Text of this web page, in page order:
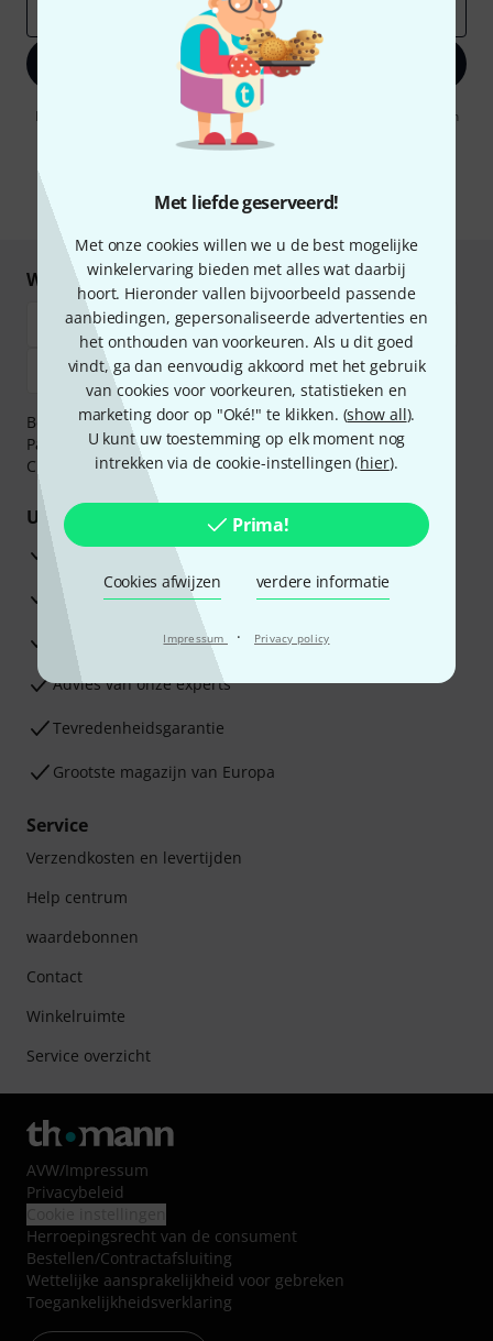
Met liefde geserveerd!
Met onze cookies willen we u de best mogelijke
winkelervaring bieden met alles wat daarbij
hoort. Hieronder vallen bijvoorbeeld passende
aanbiedingen, gepersonaliseerde advertenties en
het onthouden van voorkeuren. Als u dit goed
vindt, ga dan eenvoudig akkoord met het gebruik
van cookies voor voorkeuren, statistieken en
marketing door op "Oké!" te klikken. (show all).
U kunt uw toestemming op elk moment nog
intrekken via de cookie-instellingen (hier).
Prima!
Cookies afwijzen verdere informatie
Impressum · Privacy policy
Registreer nu
Door op "Registreer nu" te klikken, gaat u akkoord met het ontvangen
van e-mailreclame. U kunt zich op elk moment afmelden. Meer
informatie over de nieuwsbrief vindt u in onze
* Benodigd
Winkel en betaal veilig
Betaalt u veilig en vertrouwd met Bankoverschrijving,
PayPal, iDEAL,Klarna Betaal Nu,Klarna Betaal in 3of
Creditcard.
Uw voordelen
3 jaar Thomann garantie
30 dagen Money Back-garantie
Reparatie Service
Advies van onze experts
Tevredenheidsgarantie
Grootste magazijn van Europa
Service
Verzendkosten en levertijden
Help centrum
waardebonnen
Contact
Winkelruimte
Service overzicht
AVW/Impressum
Privacybeleid
Herroepingsrecht van de consument
Bestellen/Contractafsluiting
Wettelijke aansprakelijkheid voor gebreken
Toegankelijkheidsverklaring